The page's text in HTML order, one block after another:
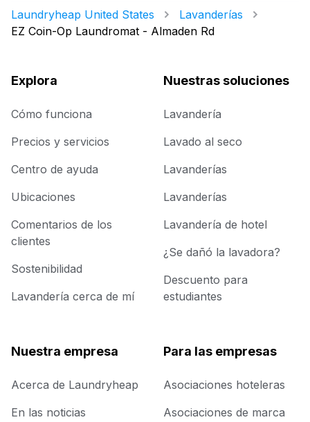
Laundryheap United States
Lavanderías
EZ Coin-Op Laundromat - Almaden Rd
Explora
Cómo funciona
Precios y servicios
Centro de ayuda
Ubicaciones
Comentarios de los
clientes
Sostenibilidad
Lavandería cerca de mí
Nuestras soluciones
Lavandería
Lavado al seco
Lavanderías
Lavanderías
Lavandería de hotel
¿Se dañó la lavadora?
Descuento para
estudiantes
Nuestra empresa
Acerca de Laundryheap
En las noticias
Para las empresas
Asociaciones hoteleras
Asociaciones de marca